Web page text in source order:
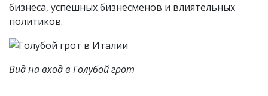
бизнеса, успешных бизнесменов и влиятельных
политиков.
Вид на вход в Голубой грот